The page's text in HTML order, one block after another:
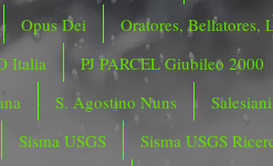
Opus Dei Oratores, Bellatores,
Italia
PJ PARCEL Giubileo 2000
S. Agostino Nuns
Sisma USGS Sisma USGS